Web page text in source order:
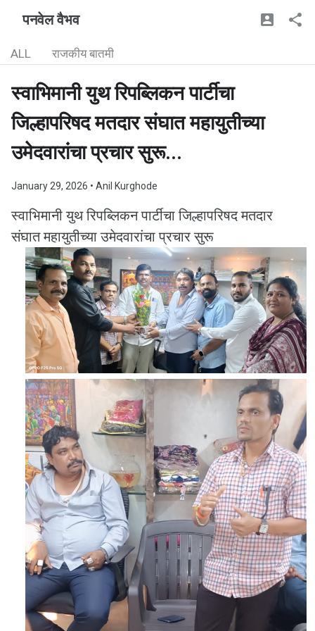
पनवेल वैभव
ALL राजकीय बातमी
स्वाभिमानी युथ रिपब्लिकन पार्टीचा
जिल्हापरिषद मतदार संघात महायुतीच्या
उमेदवारांचा प्रचार सुरू...
January 29, 2026 • Anil Kurghode
स्वाभिमानी युथ रिपब्लिकन पार्टीचा जिल्हापरिषद मतदार
संघात महायुतीच्या उमेदवारांचा प्रचार सुरू